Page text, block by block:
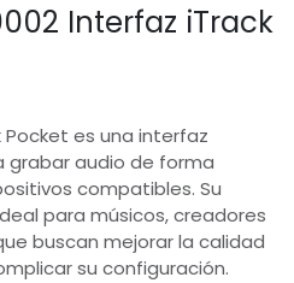
Interfaz iTrack
Pocket es una interfaz
audio de forma
compatibles. Su
para músicos, creadores
buscan mejorar la calidad
su configuración.